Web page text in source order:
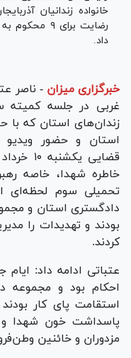
خانواده زندانیان
رضایت
داد.
خبرگزاری میزان - ناصر
غربی در جلسه
زندان‌های استان که با
استان و حضور ویدیو
قضایی
خاطره شهدا، خاصه
تحمیلی سوم لحظه‌ای
دادگستری استان و
بودند و تهدیدات را
کردند.
عتباتی ادامه داد: ایام
احکام بود و مجموعه
استقامت پای کار
پاسداشت خون شهدا و
مزدوران و خائنین